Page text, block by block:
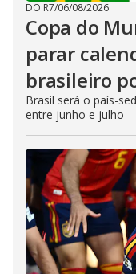
DO R7/06/08/2026
Copa do
parar
brasileiro
Brasil será o país-
entre junho e julho